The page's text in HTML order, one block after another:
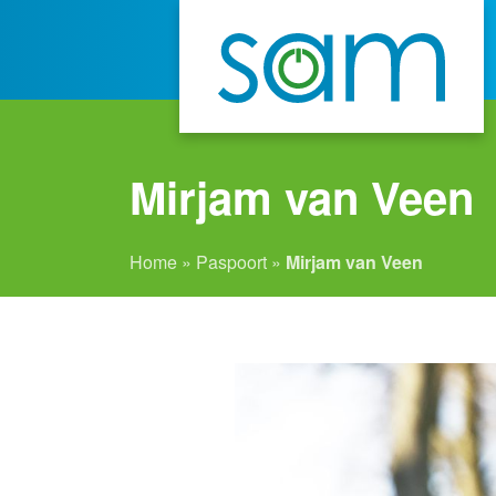
Mirjam van Veen
Home » Paspoort » Mirjam van Veen